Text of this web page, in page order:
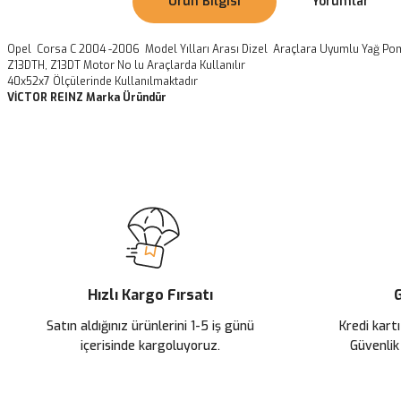
Opel Corsa C 2004 -2006 Model Yılları Arası Dizel Araçlara Uyumlu Yağ
Z13DTH, Z13DT Motor No lu Araçlarda Kullanılır
40x52x7 Ölçülerinde Kullanılmaktadır
VİCTOR REINZ Marka Üründür
Ürün açıklamasında eksik bilgiler bulunuyor.
Ürün bilgilerinde hatalar bulunuyor.
Ürün fiyatı diğer sitelerden daha pahalı.
Bu ürüne benzer farklı alternatifler olmalı.
Hızlı Kargo Fırsatı
Satın aldığınız ürünlerini 1-5 iş günü
içerisinde kargoluyoruz.
Kredi